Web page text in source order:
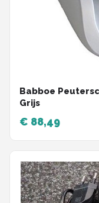
Babboe
Grijs
€ 88,49